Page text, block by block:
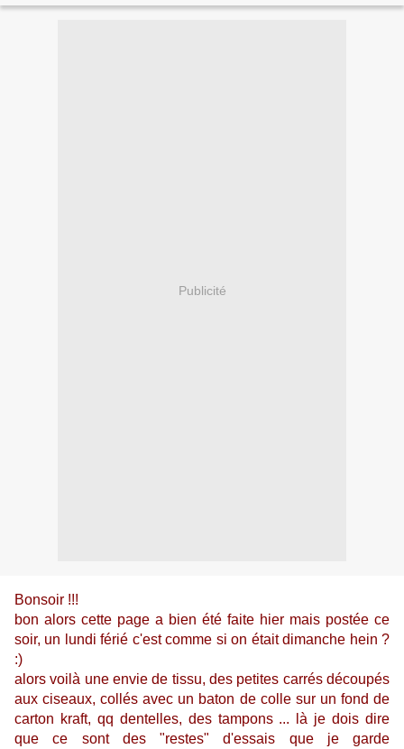
Publicité
Bonsoir !!!
bon alors cette page a bien été faite hier mais postée ce
soir, un lundi férié c'est comme si on était dimanche hein ?
:)
alors voilà une envie de tissu, des petites carrés découpés
aux ciseaux, collés avec un baton de colle sur un fond de
carton kraft, qq dentelles, des tampons ... là je dois dire
que ce sont des "restes" d'essais que je garde